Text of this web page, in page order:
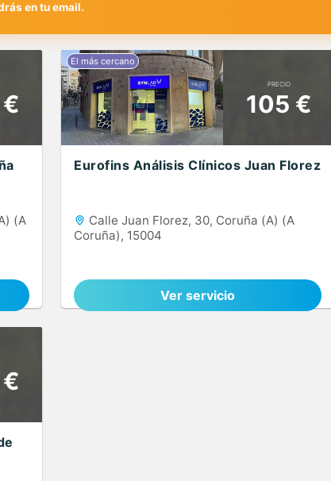
en tu email.
(A
PRECIO
105 €
Eurofins Análisis Clínicos Juan Florez
Calle Juan Florez, 30, Coruña (A) (A
Coruña), 15004
Ver servicio